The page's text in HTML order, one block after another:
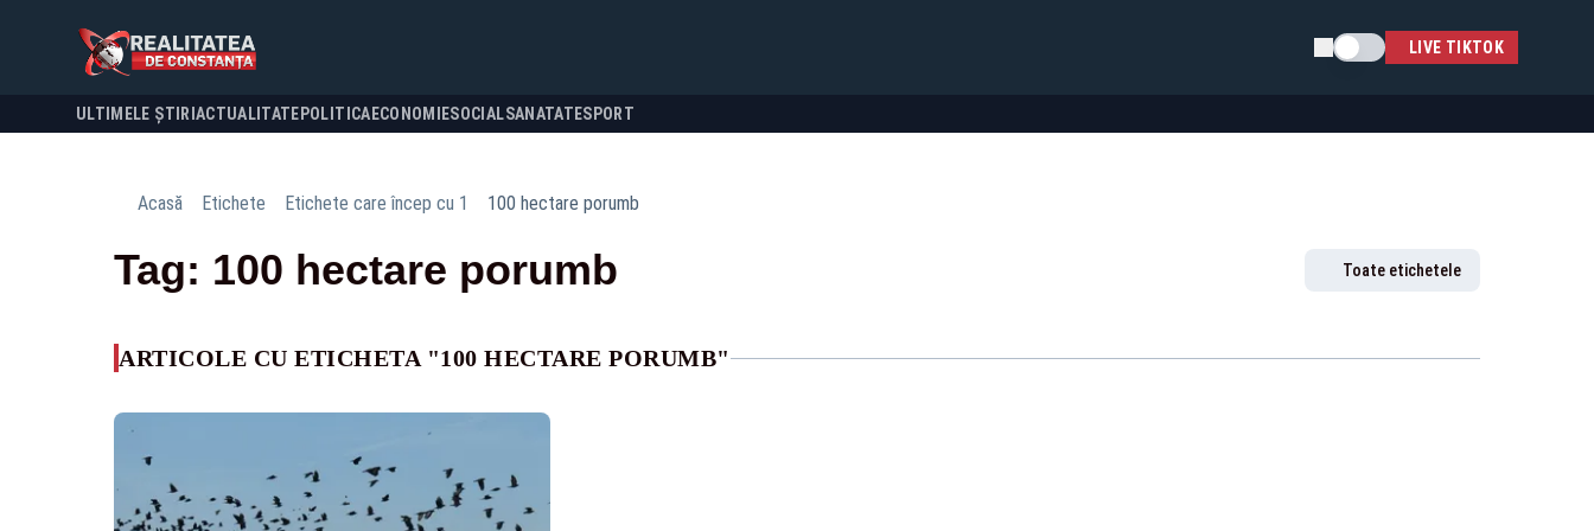
Schimba temaLIVE TIKTOK
ULTIMELE ȘTIRI ACTUALITATE POLITICA ECONOMIESOCIALSANATATESPORT
Acasă Etichete Etichete care încep cu 1 100 hectare porumb
Tag: 100 hectare porumb Toate etichetele
ARTICOLE CU ETICHETA "100 HECTARE PORUMB"